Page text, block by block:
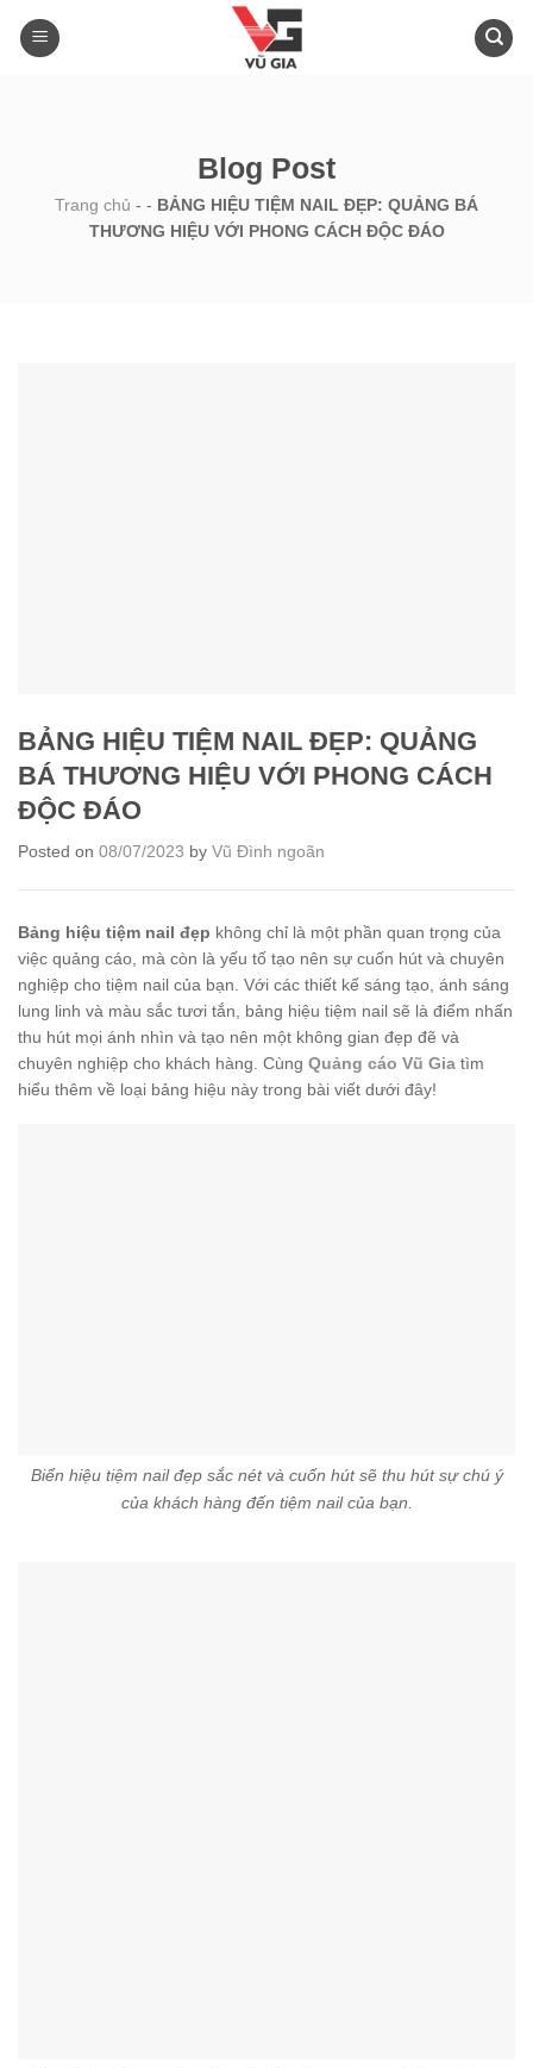
Blog Post
Trang chủ - - BẢNG HIỆU TIỆM NAIL ĐẸP: QUẢNG BÁ
THƯƠNG HIỆU VỚI PHONG CÁCH ĐỘC ĐÁO
BẢNG HIỆU TIỆM NAIL ĐẸP: QUẢNG
BÁ THƯƠNG HIỆU VỚI PHONG CÁCH
ĐỘC ĐÁO
Posted on 08/07/2023 by Vũ Đình ngoãn
Bảng hiệu tiệm nail đẹp không chỉ là một phần quan trọng của
việc quảng cáo, mà còn là yếu tố tạo nên sự cuốn hút và chuyên
nghiệp cho tiệm nail của bạn. Với các thiết kế sáng tạo, ánh sáng
lung linh và màu sắc tươi tắn, bảng hiệu tiệm nail sẽ là điểm nhấn
thu hút mọi ánh nhìn và tạo nên một không gian đẹp đẽ và
chuyên nghiệp cho khách hàng. Cùng Quảng cáo Vũ Gia tìm
hiểu thêm về loại bảng hiệu này trong bài viết dưới đây!
Biển hiệu tiệm nail đẹp sắc nét và cuốn hút sẽ thu hút sự chú ý
của khách hàng đến tiệm nail của bạn.